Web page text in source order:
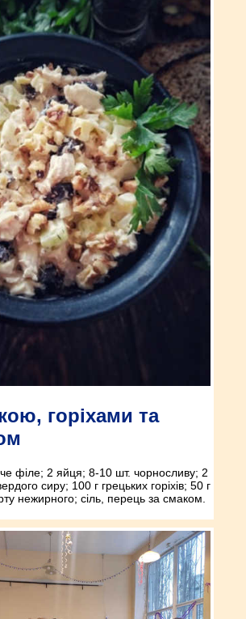
горіхами та
філе; 2 яйця; 8-10 шт. чорносливу; 2
сиру; 100 г грецьких горіхів; 50 г
нежирного; сіль, перець за смаком.